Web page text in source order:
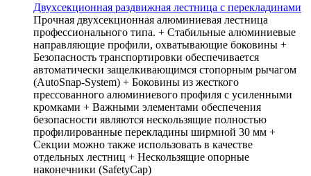
Двухсекционная раздвижная лестница с перекладинами
Прочная двухсекционная алюминиевая лестница
профессионального типа. + Стабильные алюминиевые
направляющие профили, охватывающие боковины +
Безопасность транспортировки обеспечивается
автоматически защелкивающимся стопорным рычагом
(AutoSnap-System) + Боковины из жесткого
прессованного алюминиевого профиля с усиленными
кромками + Важными элементами обеспечения
безопасности являются нескользящие полностью
профилированные перекладины ширмиой 30 мм +
Секции можно также использовать в качестве
отдельных лестниц + Нескользящие опорные
наконечники (SafetyCap)